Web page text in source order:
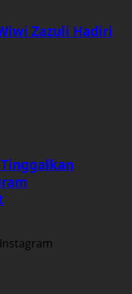
Zazuli Hadiri
Tinggalkan